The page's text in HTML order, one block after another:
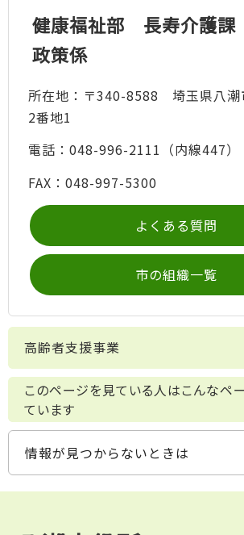
健康福祉部 長寿介護
政策係
所在地：〒340-8588 埼玉県八潮
2番地1
電話：048-996-2111（内線447）
FAX：048-997-5300
よくある質問
市の組織一覧
高齢者支援事業
このページを見ている人はこんなペ
ています
情報が見つからないときは